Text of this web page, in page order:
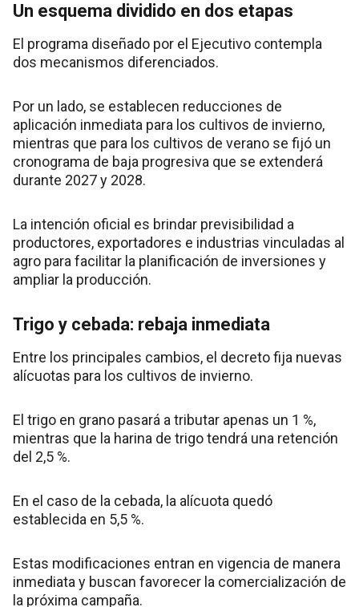
Un esquema dividido en dos etapas
El programa diseñado por el Ejecutivo contempla
dos mecanismos diferenciados.
Por un lado, se establecen reducciones de
aplicación inmediata para los cultivos de invierno,
mientras que para los cultivos de verano se fijó un
cronograma de baja progresiva que se extenderá
durante 2027 y 2028.
La intención oficial es brindar previsibilidad a
productores, exportadores e industrias vinculadas al
agro para facilitar la planificación de inversiones y
ampliar la producción.
Trigo y cebada: rebaja inmediata
Entre los principales cambios, el decreto fija nuevas
alícuotas para los cultivos de invierno.
El trigo en grano pasará a tributar apenas un 1 %,
mientras que la harina de trigo tendrá una retención
del 2,5 %.
En el caso de la cebada, la alícuota quedó
establecida en 5,5 %.
Estas modificaciones entran en vigencia de manera
inmediata y buscan favorecer la comercialización de
la próxima campaña.